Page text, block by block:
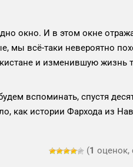
окно. И в этом окне
мы всё-таки невероятно
и изменившую
вспоминать, спустя
как истории Фархода из
(1 оценок,